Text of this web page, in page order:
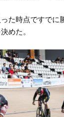
た時点ですでに
めた。